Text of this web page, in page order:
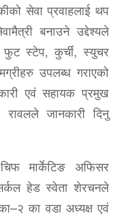
सेवा प्रवाहलाई थप
बनाउने उद्देश्यले
फुट स्टेप, कुर्ची, स्युचर
उपलब्ध गराएको
एवं सहायक प्रमुख
रावलले जानकारी दिनु
मार्केटिङ अफिसर
सर्कल हेड स्वेता शेरचनले
का वडा अध्यक्ष एवं